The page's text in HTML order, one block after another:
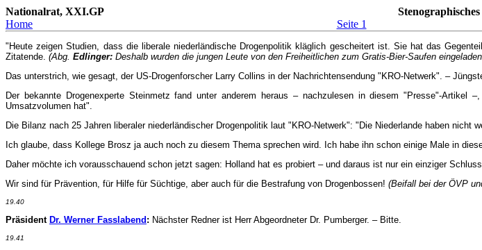
Nationalrat, XXI.GP
Home
Seite 1
"Heute zeigen Studien, dass die liberale niederländische Drogenpolitik kläglich gescheitert ist. Sie hat das
Zitatende. (Abg. Edlinger: Deshalb wurden die jungen Leute von den Freiheitlichen zum Gratis-Bier-Saufen
Das unterstrich, wie gesagt, der US-Drogenforscher Larry Collins in der Nachrichtensendung "KRO-Netwerk". –
Der bekannte Drogenexperte Steinmetz fand unter anderem heraus – nachzulesen in diesem "Presse"-
Umsatzvolumen hat".
Die Bilanz nach 25 Jahren liberaler niederländischer Drogenpolitik laut "KRO-Netwerk": "Die Niederlande haben
Ich glaube, dass Kollege Brosz ja auch noch zu diesem Thema sprechen wird. Ich habe ihn schon einige Male in
Daher möchte ich vorausschauend schon jetzt sagen: Holland hat es probiert – und daraus ist nur ein einziger
Wir sind für Prävention, für Hilfe für Süchtige, aber auch für die Bestrafung von Drogenbossen! (Beifall bei der ÖVP
19.40
Präsident Dr. Werner Fasslabend : Nächster Redner ist Herr Abgeordneter Dr. Pumberger. – Bitte.
19.41